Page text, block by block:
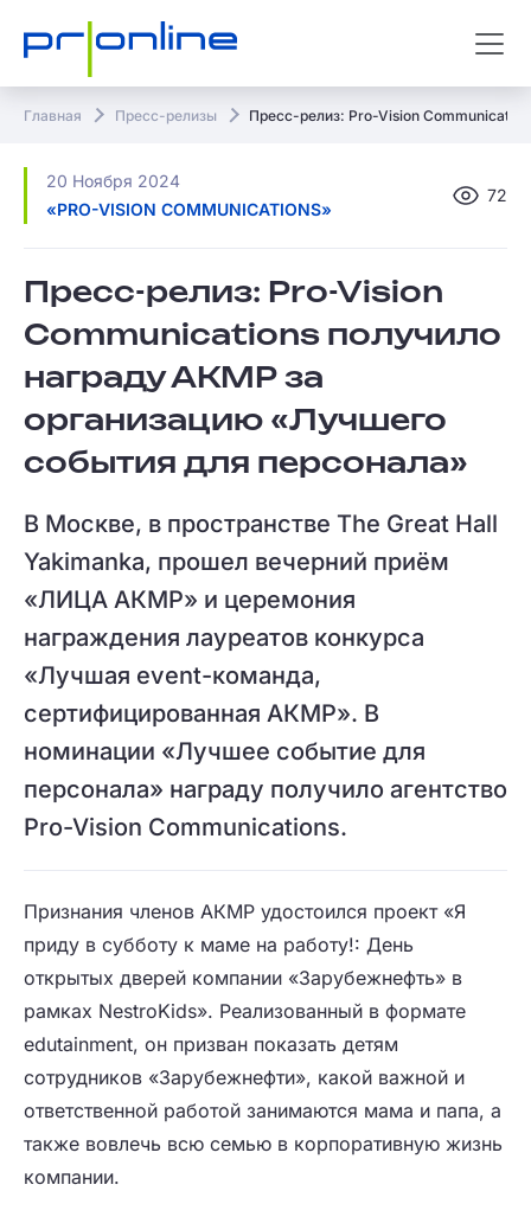
Главная Пресс-релизы Пресс-релиз: Pro-Vision
20 Ноября 2024
«PRO-VISION COMMUNICATIONS»
72
Пресс-релиз: Pro-Vision
Communications получило
награду АКМР за
организацию «Лучшего
события для персонала»
В Москве, в пространстве The Great Hall
Yakimanka, прошел вечерний приём
«ЛИЦА АКМР» и церемония
награждения лауреатов конкурса
«Лучшая event-команда,
сертифицированная АКМР». В
номинации «Лучшее событие для
персонала» награду получило агентство
Pro-Vision Communications.
Признания членов АКМР удостоился проект «Я
приду в субботу к маме на работу!: День
открытых дверей компании «Зарубежнефть» в
рамках NestroKids». Реализованный в формате
edutainment, он призван показать детям
сотрудников «Зарубежнефти», какой важной и
ответственной работой занимаются мама и папа, а
также вовлечь всю семью в корпоративную жизнь
компании.